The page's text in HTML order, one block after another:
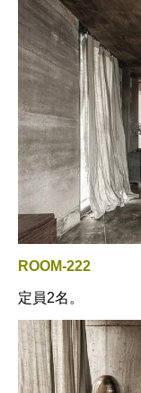
ROOM-222
定員2名。